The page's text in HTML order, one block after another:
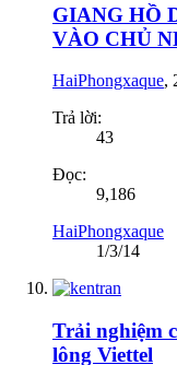
GIANG HỒ
VÀO CHỦ
HaiPhongxaque,
Trả lời:
43
Đọc:
9,186
HaiPhongxaque
1/3/14
Trải nghiệm
lông Viettel